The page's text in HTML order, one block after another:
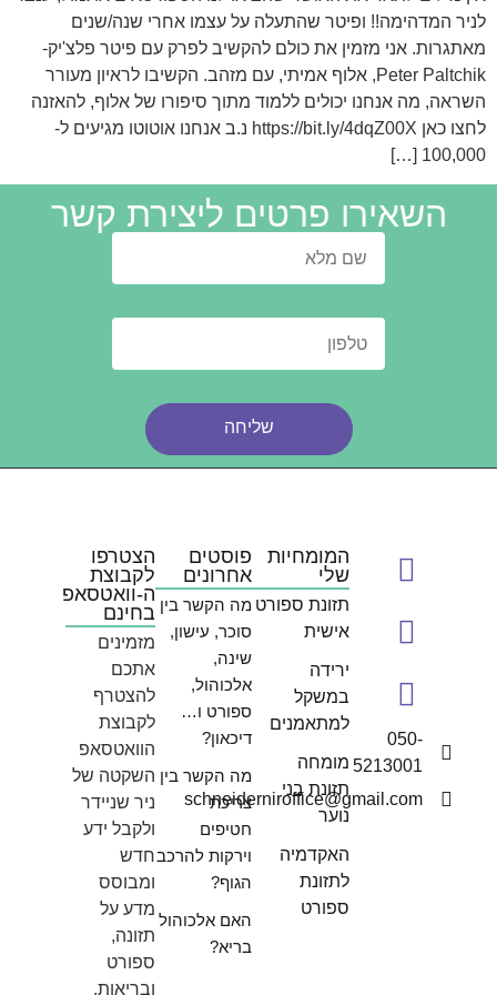
לניר המדהימה!! ופיטר שהתעלה על עצמו אחרי שנה/שנים
מאתגרות. אני מזמין את כולם להקשיב לפרק עם פיטר פלצ'יק-
Peter Paltchik, אלוף אמיתי, עם מזהב. הקשיבו לראיון מעורר
השראה, מה אנחנו יכולים ללמוד מתוך סיפורו של אלוף, להאזנה
לחצו כאן https://bit.ly/4dqZ00X נ.ב אנחנו אוטוטו מגיעים ל-
100,000 […]
השאירו פרטים ליצירת קשר
שליחה
050-
5213001
schneiderniroffice@gmail.com
המומחיות
שלי
תזונת ספורט
אישית
ירידה
במשקל
למתאמנים
מומחה
תזונת בני
נוער
האקדמיה
לתזונת
ספורט
פוסטים
אחרונים
מה הקשר בין
סוכר, עישון,
שינה,
אלכוהול,
ספורט ו…
דיכאון?
מה הקשר בין
צריכת
חטיפים
וירקות להרכב
הגוף?
האם אלכוהול
בריא?
הצטרפו
לקבוצת
ה-וואטסאפ
בחינם
מזמינים
אתכם
להצטרף
לקבוצת
הוואטסאפ
השקטה של
ניר שניידר
ולקבל ידע
חדש
ומבוסס
מדע על
תזונה,
ספורט
ובריאות.